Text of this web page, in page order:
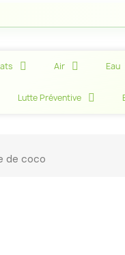
Air Eau
Lutte Préventive
de coco